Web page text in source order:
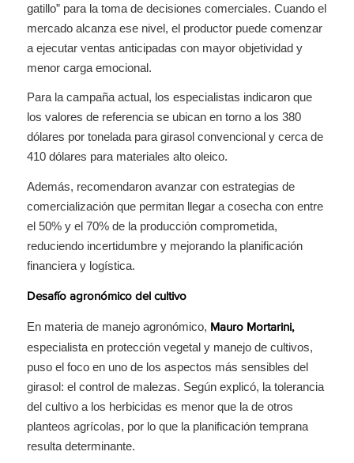
gatillo” para la toma de decisiones comerciales. Cuando el
mercado alcanza ese nivel, el productor puede comenzar
a ejecutar ventas anticipadas con mayor objetividad y
menor carga emocional.
Para la campaña actual, los especialistas indicaron que
los valores de referencia se ubican en torno a los 380
dólares por tonelada para girasol convencional y cerca de
410 dólares para materiales alto oleico.
Además, recomendaron avanzar con estrategias de
comercialización que permitan llegar a cosecha con entre
el 50% y el 70% de la producción comprometida,
reduciendo incertidumbre y mejorando la planificación
financiera y logística.
Desafío agronómico del cultivo
En materia de manejo agronómico, Mauro Mortarini,
especialista en protección vegetal y manejo de cultivos,
puso el foco en uno de los aspectos más sensibles del
girasol: el control de malezas. Según explicó, la tolerancia
del cultivo a los herbicidas es menor que la de otros
planteos agrícolas, por lo que la planificación temprana
resulta determinante.